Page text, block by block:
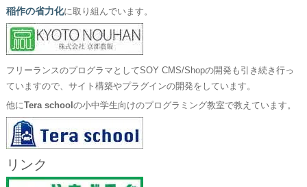
稲作の省力化に取り組んでいます。
フリーランスのプログラマとしてSOY CMS/Shopの開発も引き続き行っ
ていますので、サイト構築やプラグインの開発をしています。
他にTera school の小中学生向けのプログラミング教室で教えています。
リンク